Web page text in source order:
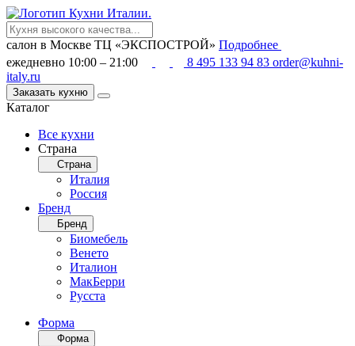
салон в Москве ТЦ «ЭКСПОСТРОЙ» Подробнее
ежедневно 10:00 – 21:00
8 495 133 94 83 order@kuhni-
italy.ru
Заказать кухню
Каталог
Все кухни
Страна
Страна
Италия
Россия
Бренд
Бренд
Биомебель
Венето
Италион
МакБерри
Русста
Форма
Форма